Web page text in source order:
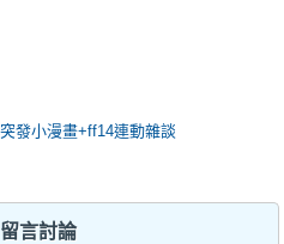
發小漫畫+ff14連動雜談
言討論